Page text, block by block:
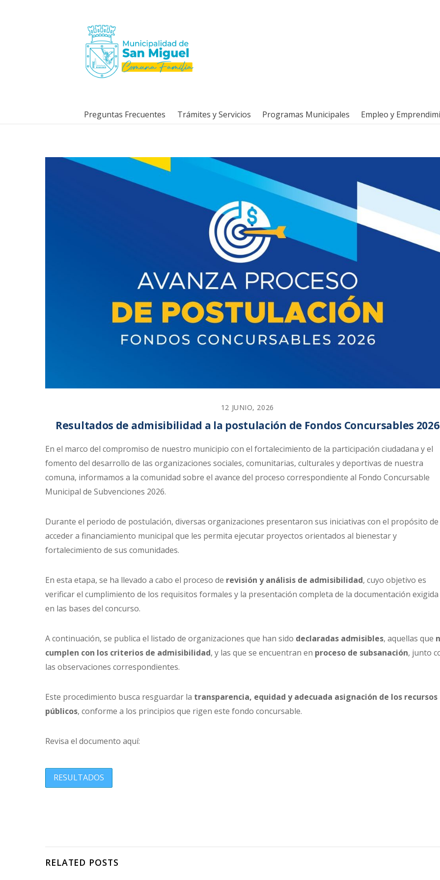
Preguntas Frecuentes Trámites y Servicios Programas Municipales Empleo y
12 JUNIO, 2026
Resultados de admisibilidad a la postulación de Fondos Concursables 2026
En el marco del compromiso de nuestro municipio con el fortalecimiento de la participación ciudadana y el
fomento del desarrollo de las organizaciones sociales, comunitarias, culturales y deportivas de nuestra
comuna, informamos a la comunidad sobre el avance del proceso correspondiente al Fondo Concursable
Municipal de Subvenciones 2026.
Durante el periodo de postulación, diversas organizaciones presentaron sus iniciativas con el propósito de
acceder a financiamiento municipal que les permita ejecutar proyectos orientados al bienestar y
fortalecimiento de sus comunidades.
En esta etapa, se ha llevado a cabo el proceso de revisión y análisis de admisibilidad, cuyo objetivo es
verificar el cumplimiento de los requisitos formales y la presentación completa de la documentación exigida
en las bases del concurso.
A continuación, se publica el listado de organizaciones que han sido declaradas admisibles, aquellas que
cumplen con los criterios de admisibilidad, y las que se encuentran en proceso de subsanación, junto
las observaciones correspondientes.
Este procedimiento busca resguardar la transparencia, equidad y adecuada asignación de los recursos
públicos, conforme a los principios que rigen este fondo concursable.
Revisa el documento aquí:
RESULTADOS
RELATED POSTS